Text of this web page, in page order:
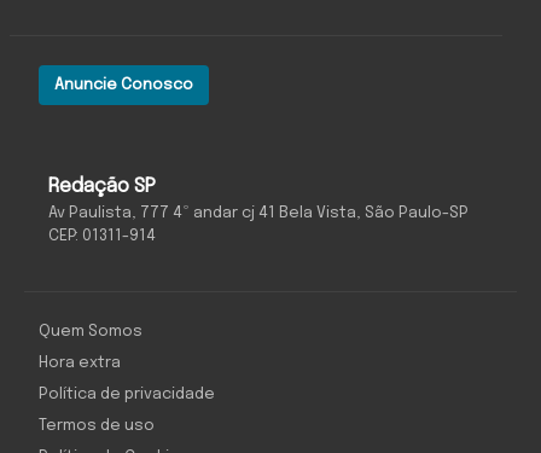
Redação SP
Av Paulista, 777 4º andar cj 41 Bela Vista, São Paulo-SP
CEP: 01311-914
Anuncie Conosco
Quem Somos
Hora extra
Política de privacidade
Termos de uso